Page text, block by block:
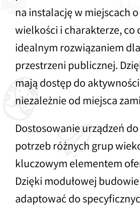
na instalację w miejscach
wielkości i charakterze, co
idealnym rozwiązaniem
przestrzeni publicznej.
mają dostęp do
niezależnie od miejsca
Dostosowanie urządzeń
potrzeb różnych grup
kluczowym elementem
Dzięki modułowej
adaptować do